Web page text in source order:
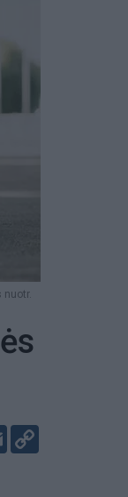
nuotr.
Email